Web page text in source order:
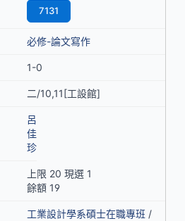
7131
必修-論文寫作
1-0
二/10,11[工設館]
呂
佳
珍
上限 20 現選 1
餘額 19
工業設計學系碩士在職專班 /